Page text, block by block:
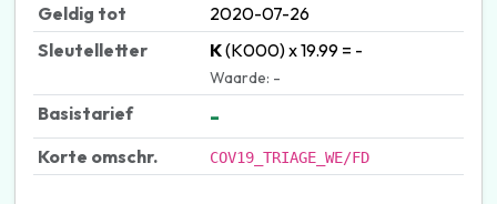
Geldig tot
2020-07-26
Sleutelletter
K(K000) x 19.99 = -
Waarde: -
Basistarief -
Korte omschr. COV19_TRIAGE_WE/FD